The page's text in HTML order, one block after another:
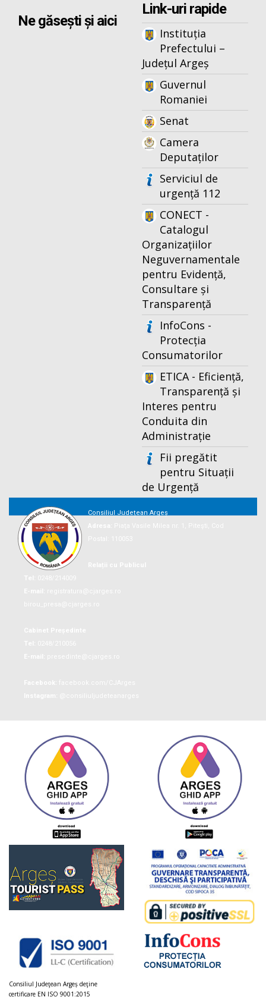
Ne găsești și aici
Link-uri rapide
Instituția
Prefectului –
Județul Argeș
Guvernul
Romaniei
Senat
Camera
Deputaților
Serviciul de
urgență 112
CONECT -
Catalogul
Organizațiilor
Neguvernamentale
pentru Evidență,
Consultare și
Transparență
InfoCons -
Protecția
Consumatorilor
ETICA - Eficiență,
Transparență și
Interes pentru
Conduita din
Administrație
Fii pregătit
pentru Situații
de Urgență
Consiliul Județean Argeș
Consiliul Judeţean Argeș deţine
certificare EN ISO 9001:2015